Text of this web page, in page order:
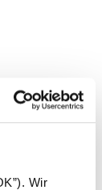
Wir